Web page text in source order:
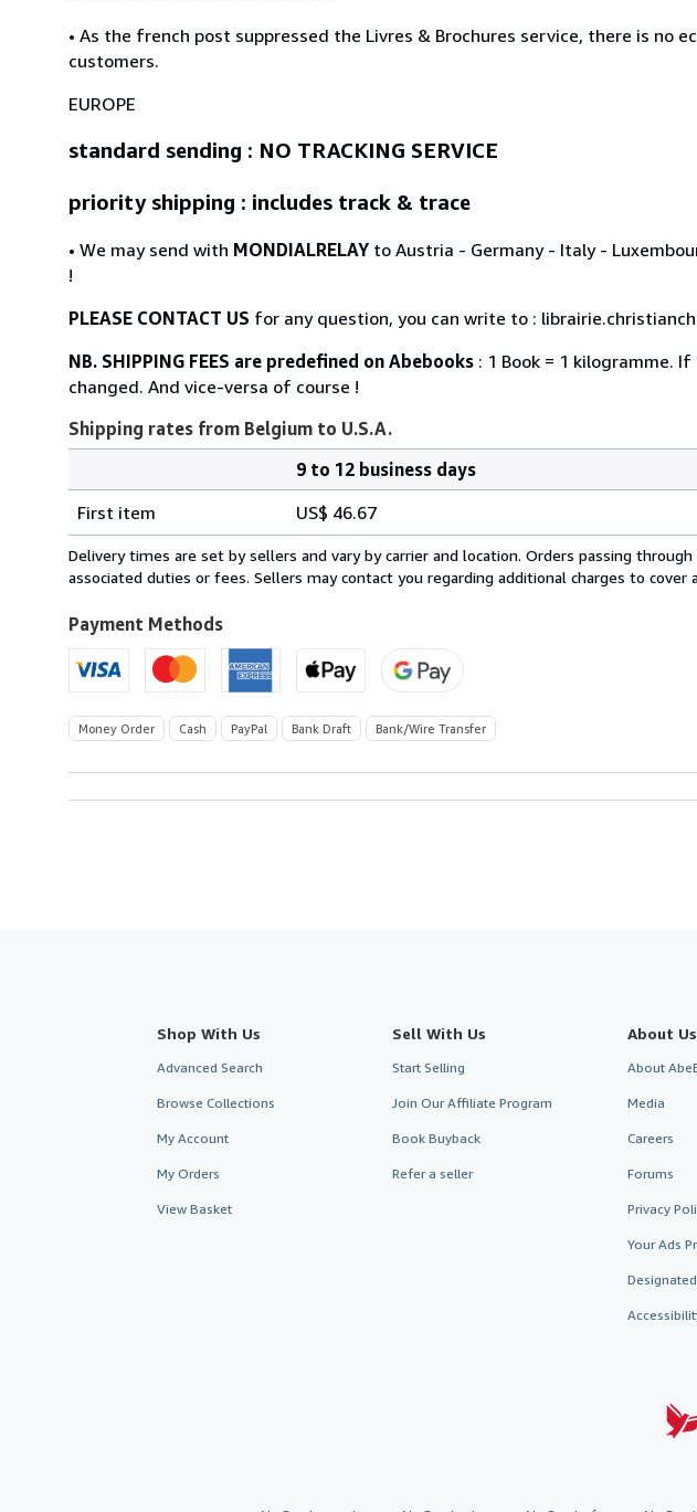
• As the french post suppressed the Livres & Brochures service, there is no
customers.
EUROPE
standard sending : NO TRACKING SERVICE
priority shipping : includes track & trace
• We may send with MONDIALRELAY to Austria - Germany - Italy -
!
PLEASE CONTACT US for any question, you can write to :
NB. SHIPPING FEES are predefined on Abebooks : 1 Book = 1 kilogramme.
changed. And vice-versa of course !
Shipping rates from Belgium to U.S.A.
rates
from
Belgium
U.S.A.
9 to 12 business days
First item
US$ 46.67
Delivery times are set by sellers and vary by carrier and location. Orders passing
associated duties or fees. Sellers may contact you regarding additional charges to cover
Payment Methods
Money Order Cash PayPal Bank Draft Bank/Wire Transfer
Shop With Us
Advanced Search
Browse Collections
My Account
My Orders
View Basket
Sell With Us
Start Selling
Join Our Affiliate Program
Book Buyback
Refer a seller
About Us
About
Media
Careers
Forums
Privacy
Your Ads